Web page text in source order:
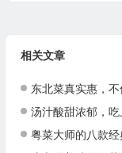
相关文章
东北菜真实惠，
汤汁酸甜浓郁，
粤菜大师的八款